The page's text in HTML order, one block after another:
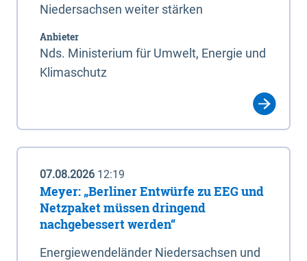
Niedersachsen weiter stärken
Anbieter
Nds. Ministerium für Umwelt, Energie und
Klimaschutz
07.08.2026 12:19
Meyer: „Berliner Entwürfe zu EEG und
Netzpaket müssen dringend
nachgebessert werden“
Energiewendeländer Niedersachsen und